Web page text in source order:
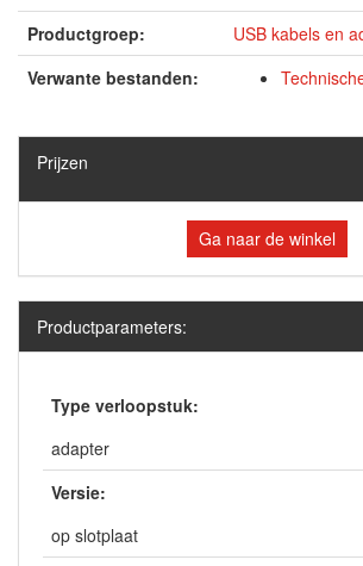
Productgroep:
USB kabels en
Verwante bestanden:
Prijzen
Ga naar de winkel
Productparameters:
Type verloopstuk:
adapter
Versie:
op slotplaat